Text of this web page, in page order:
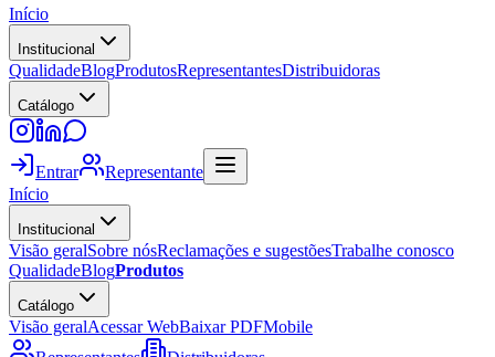
Início
Institucional
QualidadeBlogProdutosRepresentantesDistribuidoras
Catálogo
Entrar
Representante
Início
Institucional
Visão geralSobre nósReclamações e sugestõesTrabalhe conosco
QualidadeBlogProdutos
Catálogo
Visão geralAcessar WebBaixar PDFMobile